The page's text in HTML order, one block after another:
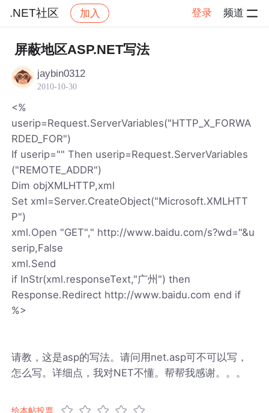
.NET社区 加入 登录 频道
社区 .NET社区 帖子详情
屏蔽地区ASP.NET写法
jaybin0312
2010-10-30
<%
userip=Request.ServerVariables("HTTP_X_FORWA
RDED_FOR")
If userip="" Then userip=Request.ServerVariables
("REMOTE_ADDR")
Dim objXMLHTTP,xml
Set xml=Server.CreateObject("Microsoft.XMLHTT
P")
xml.Open "GET"," http://www.baidu.com/s?wd="&u
serip,False
xml.Send
if InStr(xml.responseText,"广州") then
Response.Redirect http://www.baidu.com end if
%>
请教，这是asp的写法。请问用net.asp可不可以写，
怎么写。详细点，我对NET不懂。帮帮我感谢。。。
给本帖投票